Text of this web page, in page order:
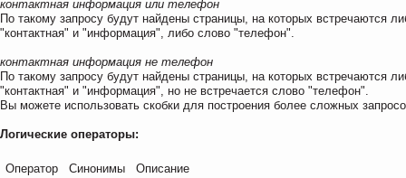
контактная информация или телефон
По такому запросу будут найдены страницы, на которых встречаются
"контактная" и "информация", либо слово "телефон".
контактная информация не телефон
По такому запросу будут найдены страницы, на которых встречаются
"контактная" и "информация", но не встречается слово "телефон".
Вы можете использовать скобки для построения более сложных
Логические операторы:
Оператор Синонимы
Описание